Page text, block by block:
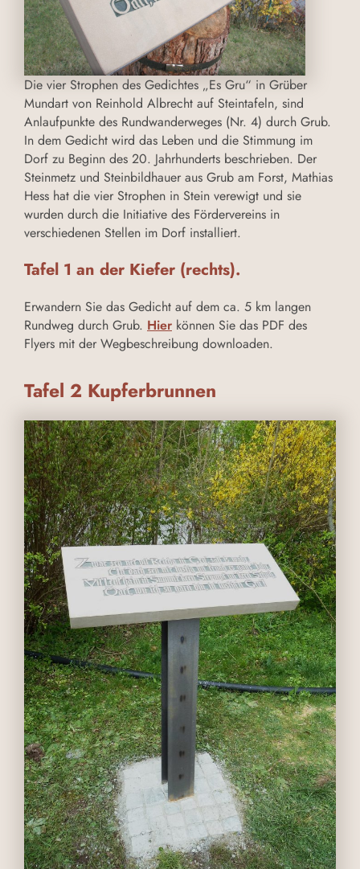
Die vier Strophen des Gedichtes „Es Gru“ in Grüber
Mundart von Reinhold Albrecht auf Steintafeln, sind
Anlaufpunkte des Rundwanderweges (Nr. 4) durch Grub.
In dem Gedicht wird das Leben und die Stimmung im
Dorf zu Beginn des 20. Jahrhunderts beschrieben. Der
Steinmetz und Steinbildhauer aus Grub am Forst, Mathias
Hess hat die vier Strophen in Stein verewigt und sie
wurden durch die Initiative des Fördervereins in
verschiedenen Stellen im Dorf installiert.
Tafel 1 an der Kiefer (rechts).
Erwandern Sie das Gedicht auf dem ca. 5 km langen
Rundweg durch Grub. Hier können Sie das PDF des
Flyers mit der Wegbeschreibung downloaden.
Tafel 2 Kupferbrunnen